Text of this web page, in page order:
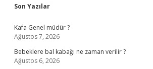
Sidebar
Son Yazılar
Kafa Genel müdür ?
Ağustos 7, 2026
Bebeklere bal kabağı ne zaman verilir ?
Ağustos 6, 2026